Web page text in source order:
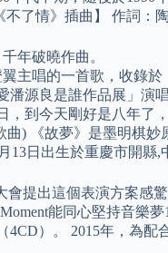
了情》插曲】 作詞：
年破曉作曲。
主唱的一首歌，收錄於
潘源良是誰作品展」演
，到今天剛好是八年
) 《故夢》是墨明棋妙
13日出生於重慶市開縣,
會提出這個表演方案
能同心堅持音
）。 2015年，為